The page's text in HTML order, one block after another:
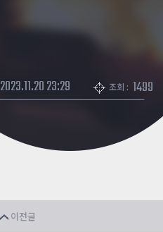
2023.11.20 23:29 조회 : 1499
이전글